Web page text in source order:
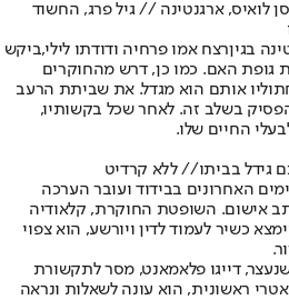
לואיס, ארגנטינה // גיל פרג, החשוד
בגיןרצח אמו פרחיה ודודתו לילי,ביקש
גופת האם. כמו כן, דרש מהחוקרים
אותם הוא מגדל. את שביתת הרעב
בשלב זה. לאחר שכל בקשותיו,
החיים שלו.
גידל בביתו// ללא קרדיט
האחרונים בבידוד ועובר הערכה
אישום. השופטת החוקרת, קלאודיה
כשיר לעמוד לדין ויורשע, הוא צפוי
דייגו פלאמאנט, מסר לתקשורת
ראשונית, הוא עונה לשאלות ונראה